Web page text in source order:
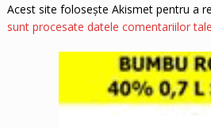
Acest site folosește Akismet pentru a
sunt procesate datele comentariilor tale